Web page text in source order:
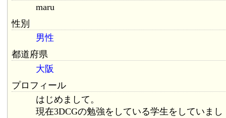
maru
性別
男性
都道府県
大阪
プロフィール
はじめまして。
現在3DCGの勉強をしている学生をしていまし